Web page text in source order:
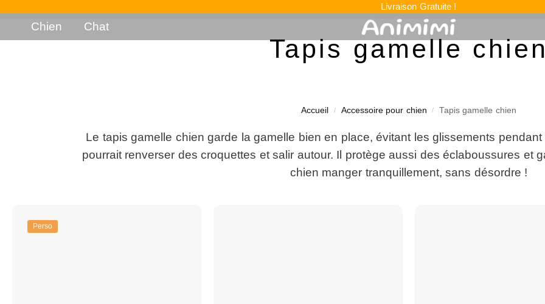
Livraison Gratuite !
Chien Chat
Tapis gamelle
Accueil / Accessoire pour chien / Tapis gamelle chien
Le tapis gamelle chien garde la gamelle bien en place, évitant les glissements
pourrait renverser des croquettes et salir autour. Il protège aussi des éclaboussures et
chien manger tranquillement, sans désordre !
Perso